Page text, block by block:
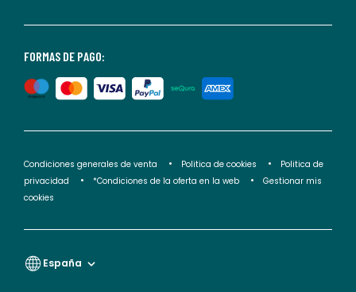
de
privacidad</2>.
FORMAS DE PAGO:
Condiciones generales de venta Politica de cookies
Politica de
privacidad
*Condiciones de la oferta en la web
Gestionar mis
cookies
España